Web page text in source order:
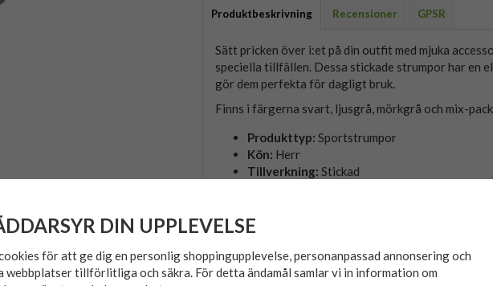
Produktbeskrivning Recensioner GPSR
Sätt pricken över i:et på din outfit med mjuka
speciella tillfällen. Dessa stickade strumpor har en
gör dem perfekta för dagligt bruk.
Finns i färgerna svart, ljusgrå, mörkgrå och mix-
Produkttyp: Sportstrumpor
Kön: Herr
Tillverkning: Stickad
72% bomull, 26% polyester, 2% elastan
DIN UPPLEVELSE
för att ge dig en personlig shoppingupplevelse, personanpassad annonsering och
webbplatser tillförlitliga och säkra. För detta ändamål samlar vi in information om